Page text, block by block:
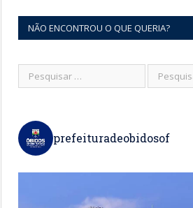
NÃO ENCONTROU O QUE QUERIA?
prefeituradeobidosof